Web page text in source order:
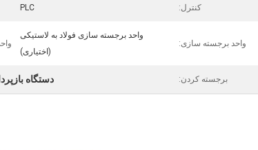
کنترل: PLC
واحد برجسته سازی:
واحد برجسته سازی فولاد به لاستیکی
(اختیاری)
برجسته کردن: دستگاه